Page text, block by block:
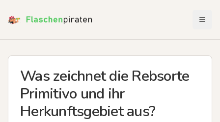
Was zeichnet die Rebsorte
Primitivo und ihr
Herkunftsgebiet aus?